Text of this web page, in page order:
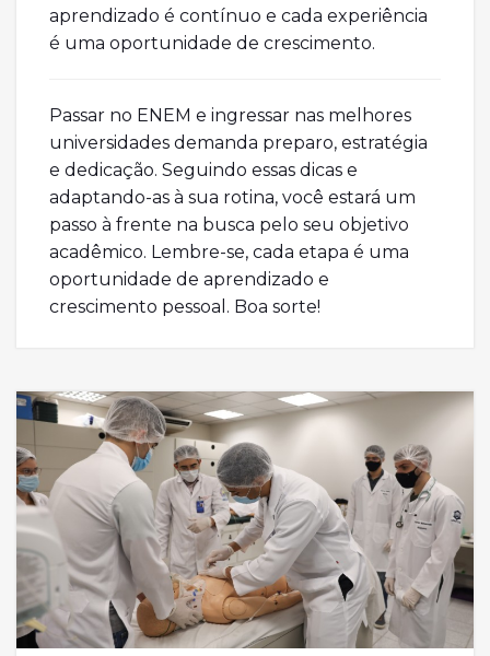
aprendizado é contínuo e cada experiência
é uma oportunidade de crescimento.
Passar no ENEM e ingressar nas melhores
universidades demanda preparo, estratégia
e dedicação. Seguindo essas dicas e
adaptando-as à sua rotina, você estará um
passo à frente na busca pelo seu objetivo
acadêmico. Lembre-se, cada etapa é uma
oportunidade de aprendizado e
crescimento pessoal. Boa sorte!